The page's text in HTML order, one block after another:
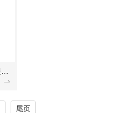
广州广电计量检测股份有限公司
尾页